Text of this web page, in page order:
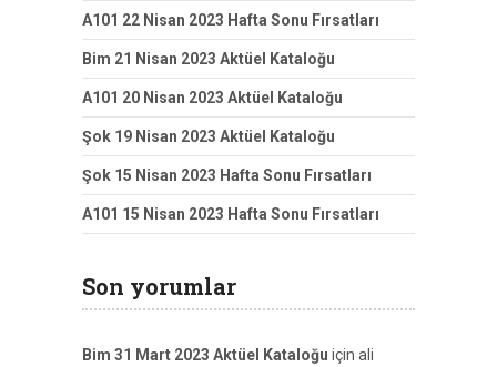
A101 22 Nisan 2023 Hafta Sonu Fırsatları
Bim 21 Nisan 2023 Aktüel Kataloğu
A101 20 Nisan 2023 Aktüel Kataloğu
Şok 19 Nisan 2023 Aktüel Kataloğu
Şok 15 Nisan 2023 Hafta Sonu Fırsatları
A101 15 Nisan 2023 Hafta Sonu Fırsatları
Son yorumlar
Bim 31 Mart 2023 Aktüel Kataloğu için ali